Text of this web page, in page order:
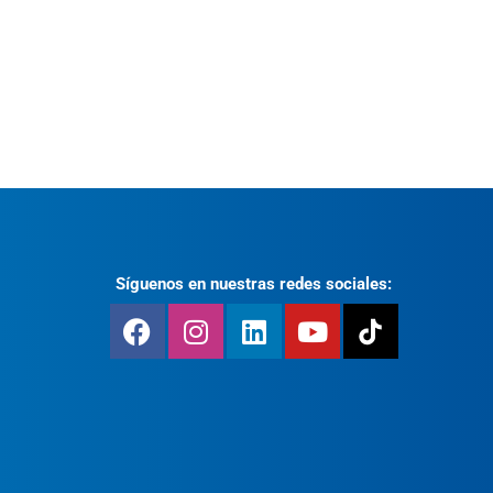
Síguenos en nuestras redes sociales: